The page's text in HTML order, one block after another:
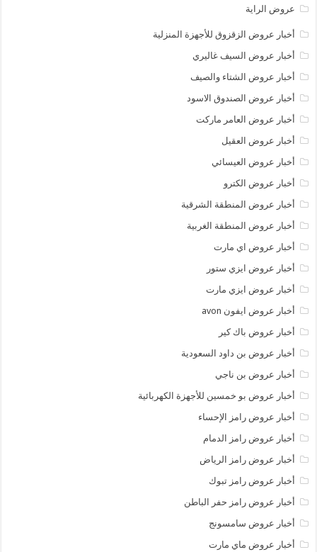
عروض الراية
أخبار عروض الزقزوق للأجهزة المنزلية
أخبار عروض السيف غاليري
أخبار عروض الشتاء والصيف
أخبار عروض الصندوق الاسود
أخبار عروض العامر ماركت
أخبار عروض العقيل
أخبار عروض العيسائي
أخبار عروض الكترو
أخبار عروض المنطقة الشرقية
أخبار عروض المنطقة الغربية
أخبار عروض اي مارت
أخبار عروض ايزي ستور
أخبار عروض ايزي مارت
أخبار عروض ايفون avon
أخبار عروض باك كير
أخبار عروض بن داود السعودية
أخبار عروض بن ناجي
أخبار عروض بو خمسين للأجهزة الكهربائية
أخبار عروض رامز الإحساء
أخبار عروض رامز الدمام
أخبار عروض رامز الرياض
أخبار عروض رامز تبوك
أخبار عروض رامز حفر الباطن
أخبار عروض سامسونج
أخبار عروض ماي مارت